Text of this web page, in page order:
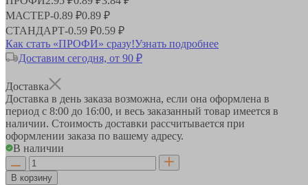
МАСТЕР-0.89 ₽0.89 ₽
СТАНДАРТ-0.59 ₽0.59 ₽
Как стать «ПРОФИ» сразу!Узнать подробнее
Доставим сегодня, от 90 ₽
Доставка
Доставка в день заказа возможна, если она оформлена в
период с 8:00 до 16:00, и весь заказанный товар имеется в
наличии. Стоимость доставки рассчитывается при
оформлении заказа по вашему адресу.
В наличии
В корзину